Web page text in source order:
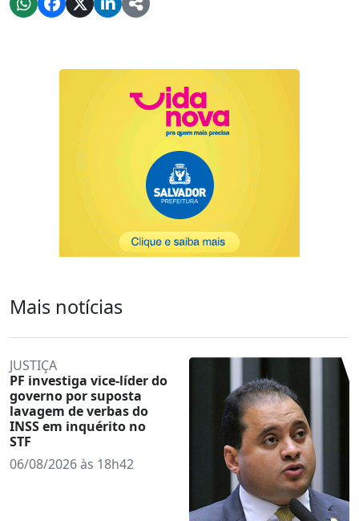
Mais notícias
JUSTIÇA
PF investiga vice-líder do
governo por suposta
lavagem de verbas do
INSS em inquérito no
STF
06/08/2026 às 18h42